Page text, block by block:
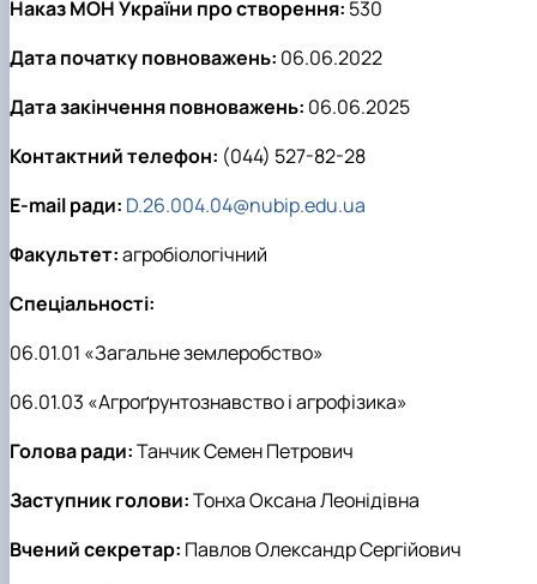
Наказ МОН України про створення: 530
Дата початку повноважень: 06.06.2022
Дата закінчення повноважень: 06.06.2025
Контактний телефон: (044) 527-82-28
E-mail ради: D.26.004.04@nubip.edu.ua
Факультет:агробіологічний
Спеціальності:
06.01.01 «Загальне землеробство»
06.01.03 «Агроґрунтознавство і агрофізика»
Голова ради:Танчик Семен Петрович
Заступник голови:Тонха Оксана Леонідівна
Вчений секретар: Павлов Олександр Сергійович